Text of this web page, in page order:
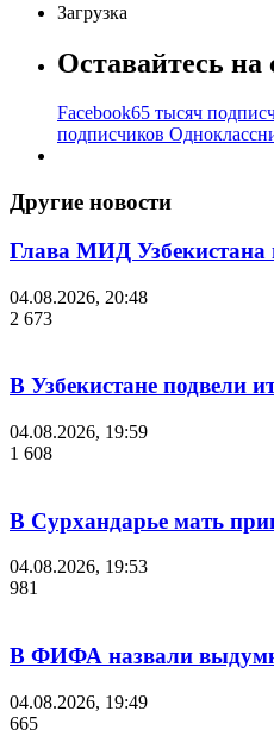
Загрузка
Оставайтесь на
Facebook65 тысяч
подписчиков
Другие новости
Глава МИД Узбекистана
04.08.2026, 20:48
2 673
В Узбекистане подвели
04.08.2026, 19:59
1 608
В Сурхандарье мать
04.08.2026, 19:53
981
В ФИФА назвали
04.08.2026, 19:49
665